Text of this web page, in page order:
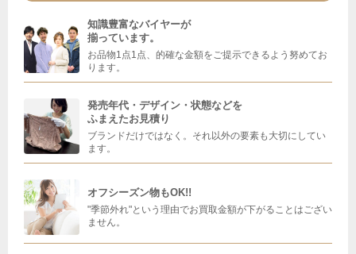
知識豊富なバイヤーが
揃っています。
お品物1点1点、的確な金額をご提示できるよう努めてお
ります。
発売年代・デザイン・状態などを
ふまえたお見積り
ブランドだけではなく。それ以外の要素も大切にしてい
ます。
オフシーズン物もOK!!
"季節外れ"という理由でお買取金額が下がることはござい
ません。